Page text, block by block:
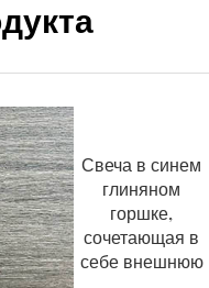
Свеча в синем
глиняном
горшке,
сочетающая в
себе внешнюю